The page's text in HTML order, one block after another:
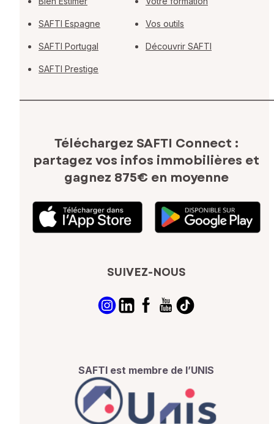
SAFTI Espagne
SAFTI Portugal
SAFTI Prestige
Vos outils
Découvrir SAFTI
Téléchargez SAFTI Connect :
partagez vos infos immobilières et
gagnez 875€ en moyenne
SUIVEZ-NOUS
SAFTI est membre de l’UNIS